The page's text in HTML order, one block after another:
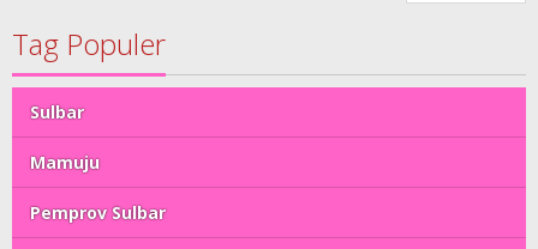
Tag Populer
Sulbar
Mamuju
Pemprov Sulbar